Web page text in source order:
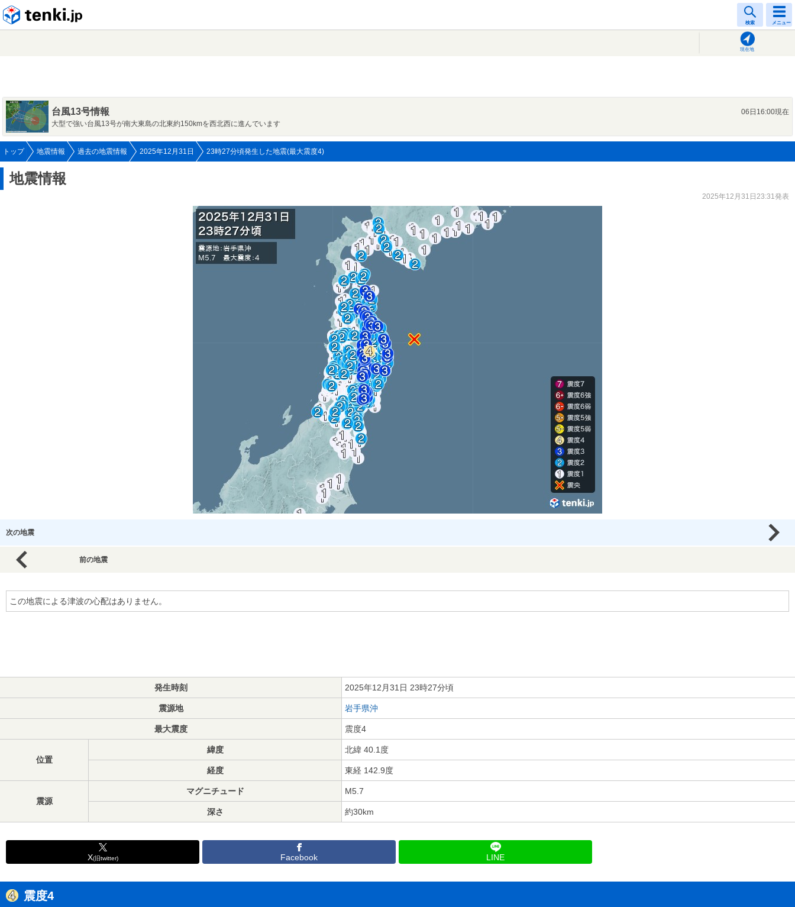
検索 メニュー
現在地
台風13号情報
06日16:00現在
大型で強い台風13号が南大東島の北東約150kmを西北西に進んでいます
トップ 地震情報 過去の地震情報 2025年12月31日 23時27分頃発生した地震(最大震度4)
地震情報
2025年12月31日23:31発表
次の地震
前の地震
この地震による津波の心配はありません。
発生時刻 2025年12月31日 23時27分頃
震源地 岩手県沖
最大震度 震度4
位置
緯度 北緯 40.1度
経度 東経 142.9度
震源
マグニチュード M5.7
深さ 約30km
X(旧twitter) Facebook LINE
震度4